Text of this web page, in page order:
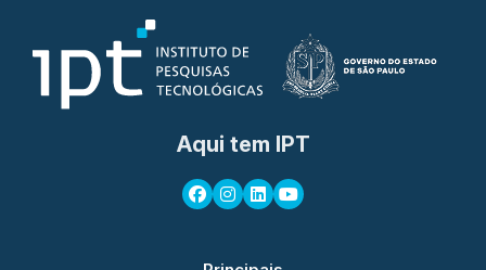
Aqui tem IPT